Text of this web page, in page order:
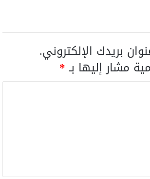
بريدك الإلكتروني.
مشار إليها بـ*